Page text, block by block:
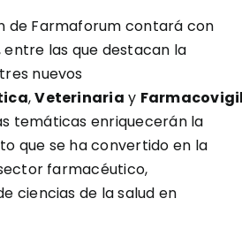
de Farmaforum contará con
entre las que destacan la
nuevos
,Veterinaria y
temáticas enriquecerán la
que se ha convertido en la
farmacéutico,
ciencias de la salud en